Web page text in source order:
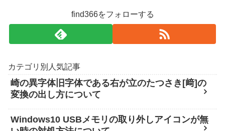
find366をフォローする
カテゴリ別人気記事
崎の異字体旧字体である右が立のたつさき[﨑]の
変換の出し方について
Windows10 USBメモリの取り外しアイコンが無